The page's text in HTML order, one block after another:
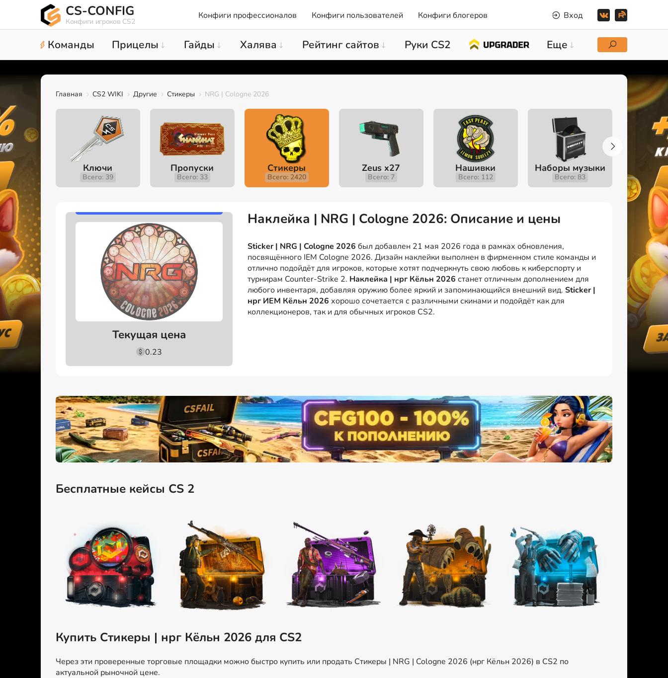
CS-CONFIG
Конфиги игроков CS2
Конфиги профессионалов Конфиги пользователей Конфиги блогеров Вход
Команды Прицелы Гайды Халява Рейтинг сайтов Руки CS2 Еще
Главная CS2 WIKI Другие Стикеры NRG | Cologne 2026
Ключи
Всего: 39
Пропуски
Всего: 33
Стикеры
Всего: 2420
Zeus x27
Всего: 7
Нашивки
Всего: 112
Наборы музыки
Всего: 83
Текущая цена
0.23
Наклейка | NRG | Cologne 2026: Описание и цены
Sticker | NRG | Cologne 2026 был добавлен 21 мая 2026 года в рамках обновления,
посвящённого IEM Cologne 2026. Дизайн наклейки выполнен в фирменном стиле команды и
отлично подойдёт для игроков, которые хотят подчеркнуть свою любовь к киберспорту и
турнирам Counter-Strike 2. Наклейка | нрг Кёльн 2026 станет отличным дополнением для
любого инвентаря, добавляя оружию более яркий и запоминающийся внешний вид. Sticker |
нрг ИЕМ Кёльн 2026 хорошо сочетается с различными скинами и подойдёт как для
коллекционеров, так и для обычных игроков CS2.
Бесплатные кейсы CS 2
Купить Стикеры | нрг Кёльн 2026 для CS2
Через эти проверенные торговые площадки можно быстро купить или продать Стикеры | NRG | Cologne 2026 (нрг Кёльн 2026) в CS2 по
актуальной рыночной цене.